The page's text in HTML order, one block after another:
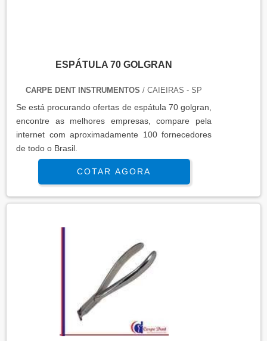
ESPÁTULA 70 GOLGRAN
CARPE DENT INSTRUMENTOS / CAIEIRAS - SP
Se está procurando ofertas de espátula 70 golgran,
encontre as melhores empresas, compare pela
internet com aproximadamente 100 fornecedores
de todo o Brasil.
COTAR AGORA